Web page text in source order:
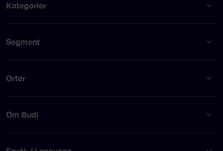
Kategorier
Segment
Orter
Om Budi